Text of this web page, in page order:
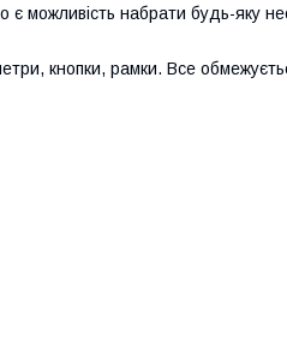
є можливість набрати будь-яку
кнопки, рамки. Все